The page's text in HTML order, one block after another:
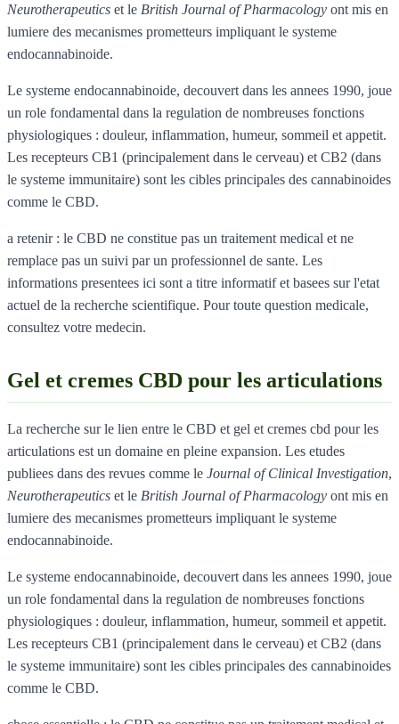
Neurotherapeutics et le British Journal of Pharmacology ont mis en
lumiere des mecanismes prometteurs impliquant le systeme
endocannabinoide.
Le systeme endocannabinoide, decouvert dans les annees 1990, joue
un role fondamental dans la regulation de nombreuses fonctions
physiologiques : douleur, inflammation, humeur, sommeil et appetit.
Les recepteurs CB1 (principalement dans le cerveau) et CB2 (dans
le systeme immunitaire) sont les cibles principales des cannabinoides
comme le CBD.
a retenir : le CBD ne constitue pas un traitement medical et ne
remplace pas un suivi par un professionnel de sante. Les
informations presentees ici sont a titre informatif et basees sur l'etat
actuel de la recherche scientifique. Pour toute question medicale,
consultez votre medecin.
Gel et cremes CBD pour les articulations
La recherche sur le lien entre le CBD et gel et cremes cbd pour les
articulations est un domaine en pleine expansion. Les etudes
publiees dans des revues comme le Journal of Clinical Investigation,
Neurotherapeutics et le British Journal of Pharmacology ont mis en
lumiere des mecanismes prometteurs impliquant le systeme
endocannabinoide.
Le systeme endocannabinoide, decouvert dans les annees 1990, joue
un role fondamental dans la regulation de nombreuses fonctions
physiologiques : douleur, inflammation, humeur, sommeil et appetit.
Les recepteurs CB1 (principalement dans le cerveau) et CB2 (dans
le systeme immunitaire) sont les cibles principales des cannabinoides
comme le CBD.